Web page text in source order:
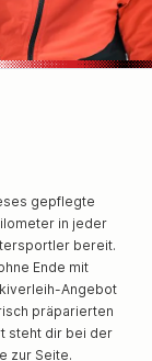
gepflegte
in jeder
bereit.
Ende mit
Angebot
präparierten
steht dir bei der
zur Seite.